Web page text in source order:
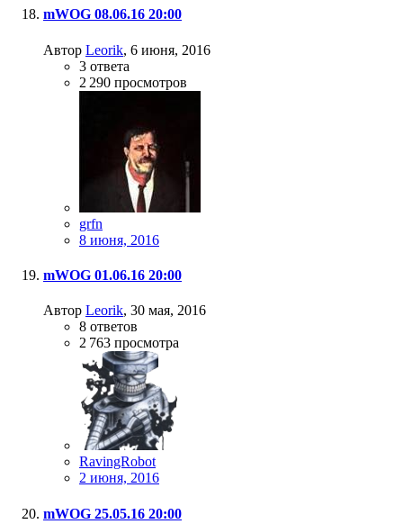
mWOG 08.06.16 20:00
Автор Leorik, 6 июня, 2016
3 ответа
2 290 просмотров
grfn
8 июня, 2016
mWOG 01.06.16 20:00
Автор Leorik, 30 мая, 2016
8 ответов
2 763 просмотра
RavingRobot
2 июня, 2016
mWOG 25.05.16 20:00